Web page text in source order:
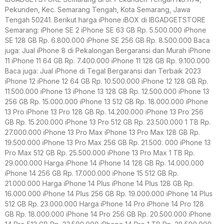
Pekunden, Kec. Semarang Tengah, Kota Semarang, Jawa
Tengah 50241. Berikut harga iPhone iBOX di IBGADGETSTORE
Semarang: iPhone SE 2 iPhone SE 63 GB Rp. 5.500.000 iPhone
SE 128 GB Rp. 6.800.000 iPhone SE 256 GB Rp. 8.500.000 Baca
juga: Jual iPhone 8 di Pekalongan Bergaransi dan Murah iPhone
11 iPhone 11 64 GB Rp. 7.400.000 iPhone 11 128 GB Rp. 9.100.000
Baca juga: Jual iPhone di Tegal Bergaransi dan Terbaik 2023
iPhone 12 iPhone 12 64 GB Rp. 10.500.000 iPhone 12 128 GB Rp.
11.500.000 iPhone 13 iPhone 13 128 GB Rp. 12.500.000 iPhone 13
256 GB Rp. 15.000.000 iPhone 13 512 GB Rp. 18.000.000 iPhone
13 Pro iPhone 13 Pro 128 GB Rp. 14.200.000 iPhone 13 Pro 256
GB Rp. 15.200.000 iPhone 13 Pro 512 GB Rp. 23.500.000 1 TB Rp.
27.000.000 iPhone 13 Pro Max iPhone 13 Pro Max 128 GB Rp.
19.500.000 iPhone 13 Pro Max 256 GB Rp. 21.500. 000 iPhone 13
Pro Max 512 GB Rp. 25.500.000 iPhone 13 Pro Max 1 TB Rp.
29.000.000 Harga iPhone 14 iPhone 14 128 GB Rp. 14.000.000
iPhone 14 256 GB Rp. 17.000.000 iPhone 15 512 GB Rp.
21.000.000 Harga iPhone 14 Plus iPhone 14 Plus 128 GB Rp.
16.000.000 iPhone 14 Plus 256 GB Rp. 19.000.000 iPhone 14 Plus
512 GB Rp. 23.000.000 Harga iPhone 14 Pro iPhone 14 Pro 128
GB Rp. 18.000.000 iPhone 14 Pro 256 GB Rp. 20.500.000 iPhone